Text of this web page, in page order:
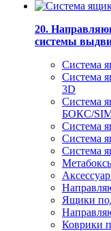
20.
системы
Система
Система
3D
Система
БОКС/
Система
Система
Система
Ящики
Коврики